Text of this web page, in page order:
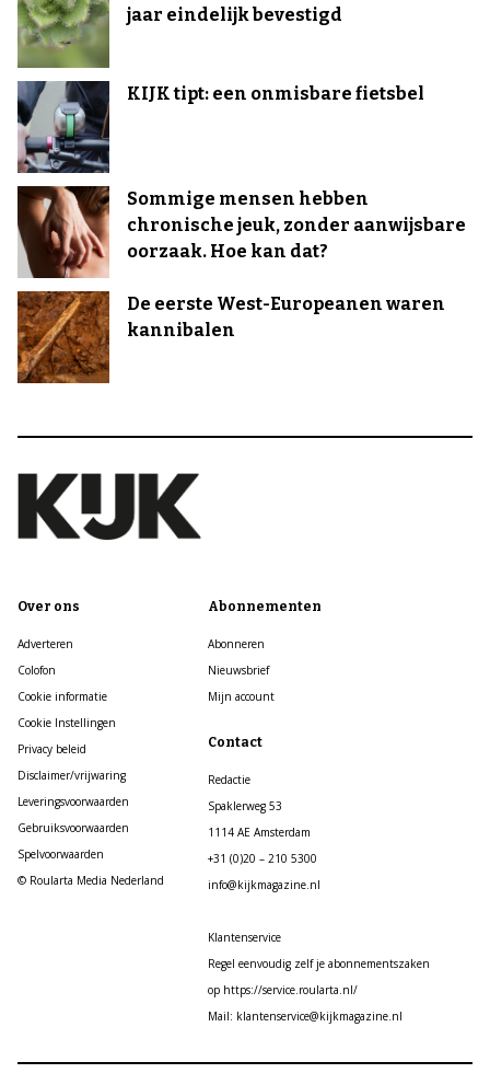
jaar eindelijk bevestigd
KIJK tipt: een onmisbare fietsbel
Sommige mensen hebben
chronische jeuk, zonder aanwijsbare
oorzaak. Hoe kan dat?
De eerste West-Europeanen waren
kannibalen
Over ons
Adverteren
Colofon
Cookie informatie
Cookie Instellingen
Privacy beleid
Disclaimer/vrijwaring
Leveringsvoorwaarden
Gebruiksvoorwaarden
Spelvoorwaarden
© Roularta Media Nederland
Abonnementen
Abonneren
Nieuwsbrief
Mijn account
Contact
Redactie
Spaklerweg 53
1114 AE Amsterdam
+31 (0)20 – 210 5300
info@kijkmagazine.nl
Klantenservice
Regel eenvoudig zelf je abonnementszaken
op https://service.roularta.nl/
Mail: klantenservice@kijkmagazine.nl